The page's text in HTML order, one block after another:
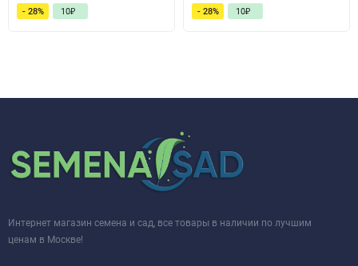
- 28% 10₽ - 28% 10₽
Интернет магазин семена и сад, все товары в наличии по лучшим
ценам в Москве!